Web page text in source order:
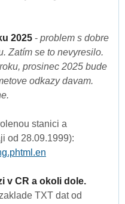
2025 - problem s dobre
Zatím se to nevyresilo.
prosinec 2025 bude
odkazy davam.
stanici a
od 28.09.1999):
v CR a okoli dole.
TXT dat od